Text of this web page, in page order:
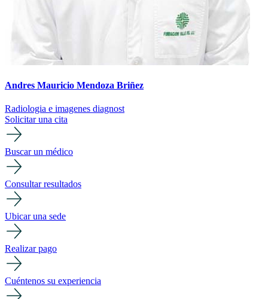
Andres Mauricio Mendoza Briñez
Radiologia e imagenes diagnost
Solicitar una cita
Buscar un médico
Consultar resultados
Ubicar una sede
Realizar pago
Cuéntenos su experiencia